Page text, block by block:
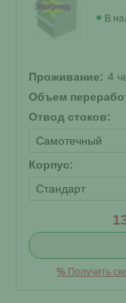
В
Проживание: 4
Объем
Отвод стоков:
Самотечный
Корпус:
Стандарт
% Получить